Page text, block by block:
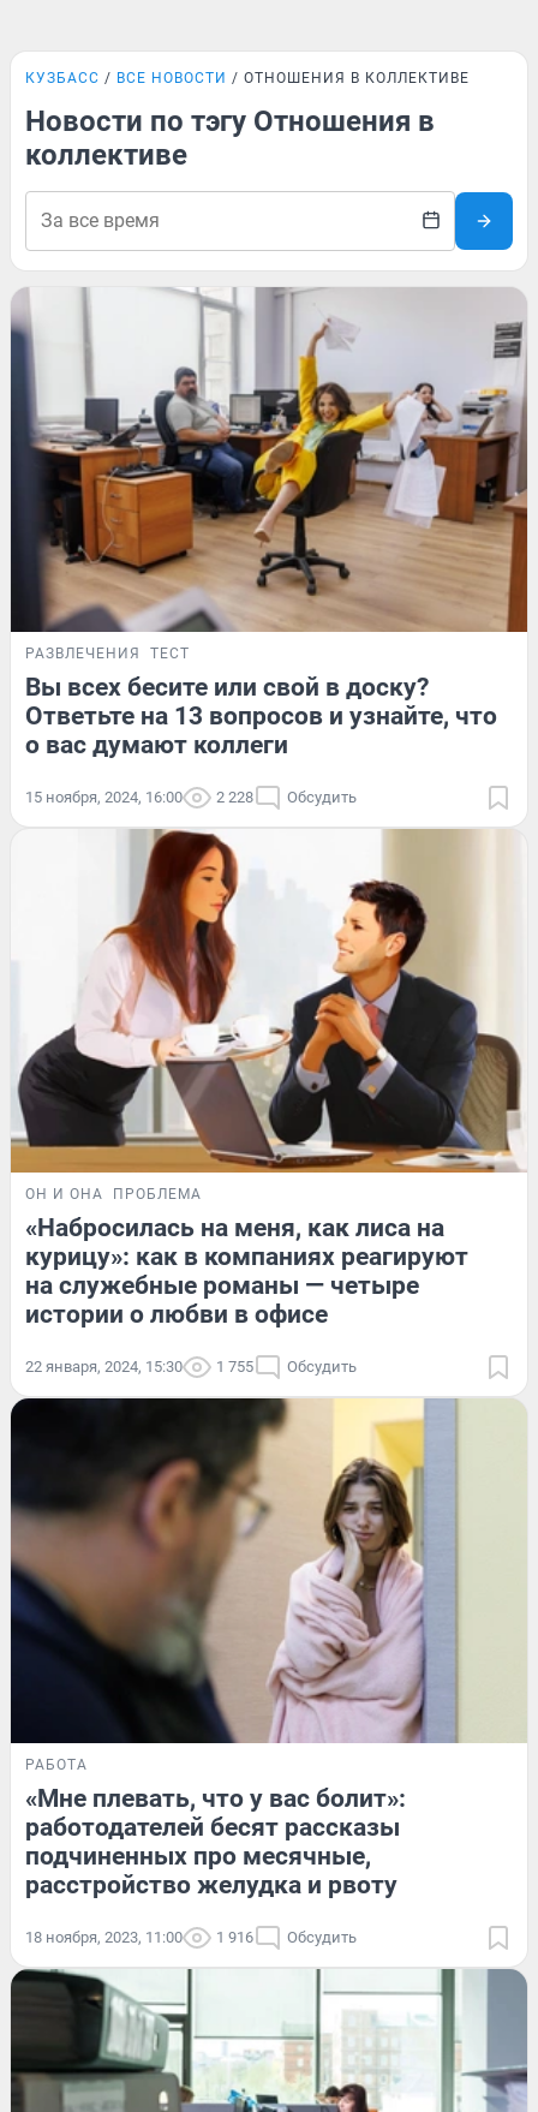
КУЗБАСС ВСЕ НОВОСТИ ОТНОШЕНИЯ В КОЛЛЕКТИВЕ
Новости по тэгу Отношения в
коллективе
РАЗВЛЕЧЕНИЯ ТЕСТ
Вы всех бесите или свой в доску?
Ответьте на 13 вопросов и узнайте, что
о вас думают коллеги
15 ноября, 2024, 16:00 2 228 Обсудить
ОН И ОНА ПРОБЛЕМА
«Набросилась на меня, как лиса на
курицу»: как в компаниях реагируют
на служебные романы — четыре
истории о любви в офисе
22 января, 2024, 15:30 1 755 Обсудить
РАБОТА
«Мне плевать, что у вас болит»:
работодателей бесят рассказы
подчиненных про месячные,
расстройство желудка и рвоту
18 ноября, 2023, 11:00 1 916 Обсудить